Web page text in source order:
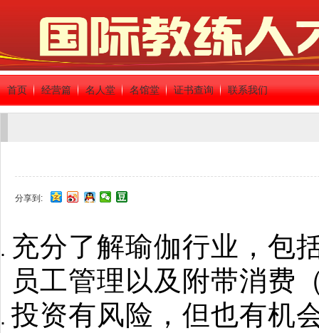
首页 经营篇 名人堂 名馆堂 证书查询 联系我们
分享到:
充分了解瑜伽行业，包
员工管理以及附带消费
投资有风险，但也有机